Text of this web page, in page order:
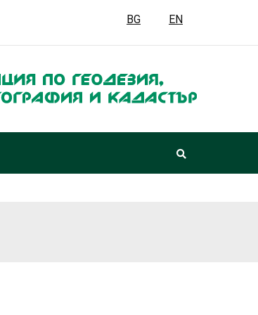
BG EN
дейности по кадастър - вижте повече...